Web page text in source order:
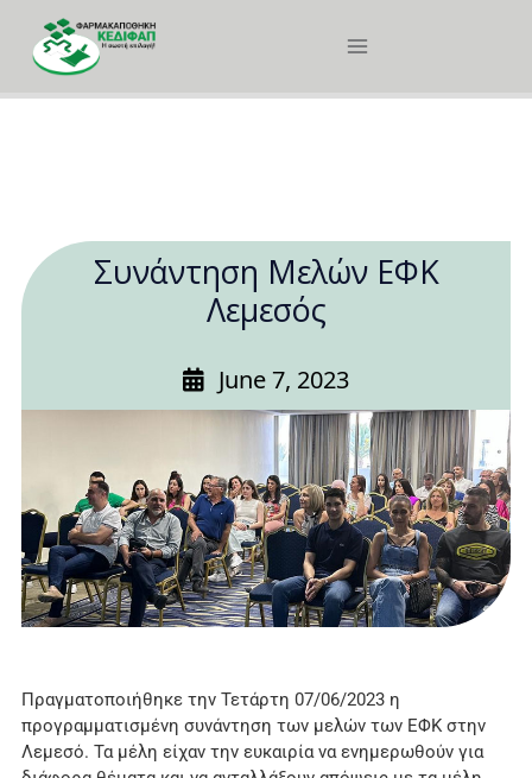
Συνάντηση Μελών ΕΦΚ
Λεμεσός
June 7, 2023
Πραγματοποιήθηκε την Τετάρτη 07/06/2023 η
προγραμματισμένη συνάντηση των μελών των ΕΦΚ στην
Λεμεσό. Τα μέλη είχαν την ευκαιρία να ενημερωθούν για